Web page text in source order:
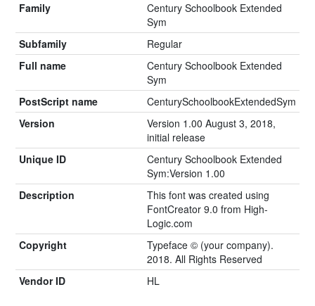
Family
Century Schoolbook Extended
Sym
Subfamily
Regular
Full name
Century Schoolbook Extended
Sym
PostScript name
CenturySchoolbookExtendedSym
Version
Version 1.00 August 3, 2018,
initial release
Unique ID
Century Schoolbook Extended
Sym:Version 1.00
Description
This font was created using
FontCreator 9.0 from High-
Logic.com
Copyright
Typeface © (your company).
2018. All Rights Reserved
Vendor ID
HL